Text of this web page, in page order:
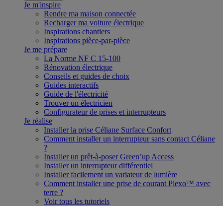
Je m'inspire
Rendre ma maison connectée
Recharger ma voiture électrique
Inspirations chantiers
Inspirations pièce-par-pièce
Je me prépare
La Norme NF C 15-100
Rénovation électrique
Conseils et guides de choix
Guides interactifs
Guide de l'électricité
Trouver un électricien
Configurateur de prises et interrupteurs
Je réalise
Installer la prise Céliane Surface Confort
Comment installer un interrupteur sans contact Céliane
?
Installer un prêt-à-poser Green’up Access
Installer un interrupteur différentiel
Installer facilement un variateur de lumière
Comment installer une prise de courant Plexo™ avec
terre ?
Voir tous les tutoriels